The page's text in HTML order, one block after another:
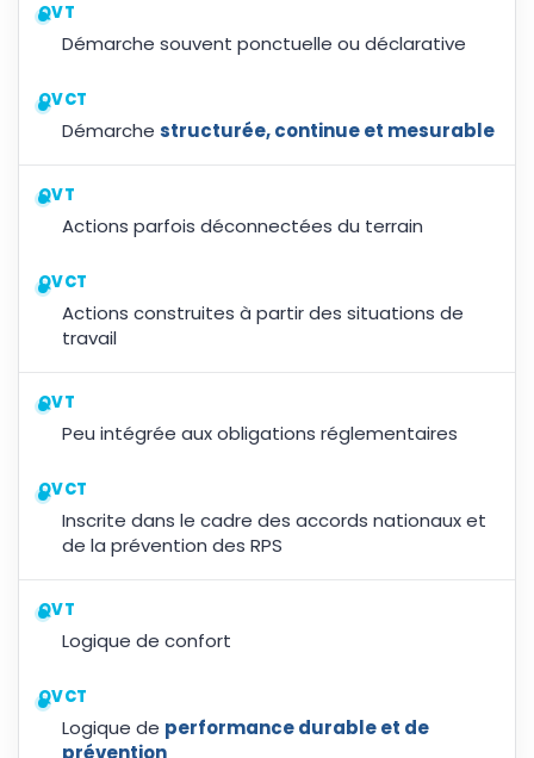
QVT
Démarche souvent ponctuelle ou déclarative
QVCT
Démarche structurée, continue et mesurable
QVT
Actions parfois déconnectées du terrain
QVCT
Actions construites à partir des situations de
travail
QVT
Peu intégrée aux obligations réglementaires
QVCT
Inscrite dans le cadre des accords nationaux et
de la prévention des RPS
QVT
Logique de confort
QVCT
Logique de performance durable et de
prévention